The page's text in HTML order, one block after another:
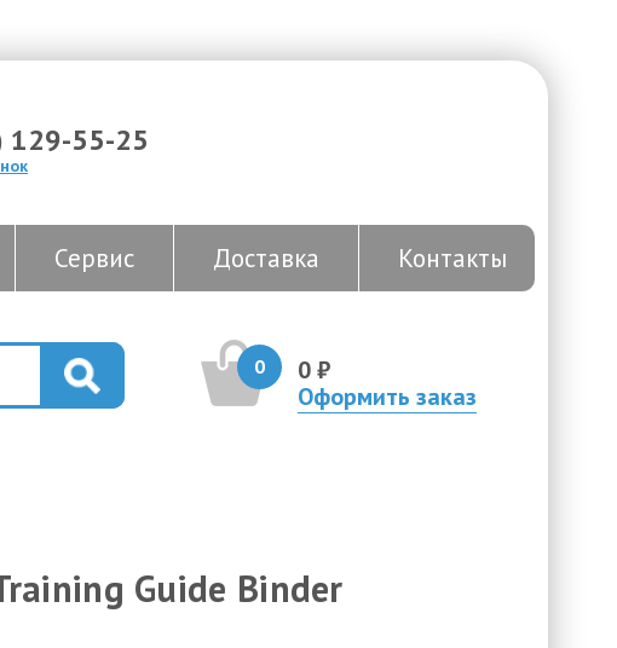
129-55-25
Сервис Доставка Контакты
0
0 ₽
Оформить заказ
Guide Binder